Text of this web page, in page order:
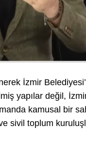
İzmir
yapılar değil,
kamusal bir
sivil toplum